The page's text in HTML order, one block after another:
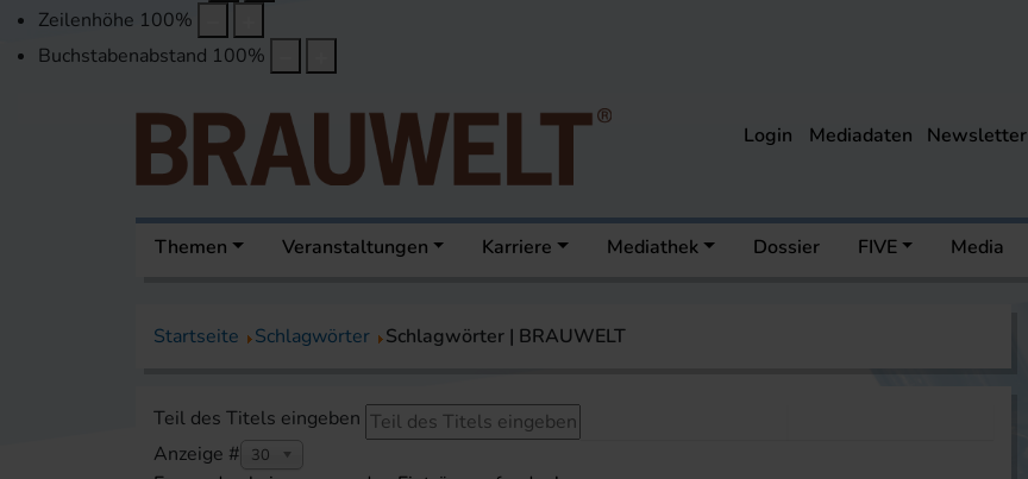
Zeilenhöhe 100%
Buchstabenabstand 100%
Login Mediadaten Newsletter
Themen Veranstaltungen Karriere Mediathek Dossier FIVE Media
Startseite Schlagwörter Schlagwörter | BRAUWELT
Teil des Titels eingeben
Anzeige #
30